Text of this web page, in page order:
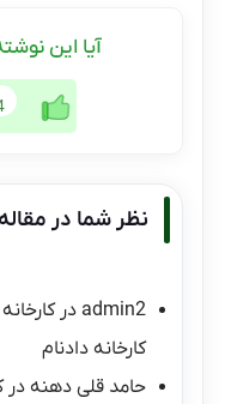
آیا این
نظر شما در
admin2 در
کارخانه دادنام
حامد قلی دهنه در